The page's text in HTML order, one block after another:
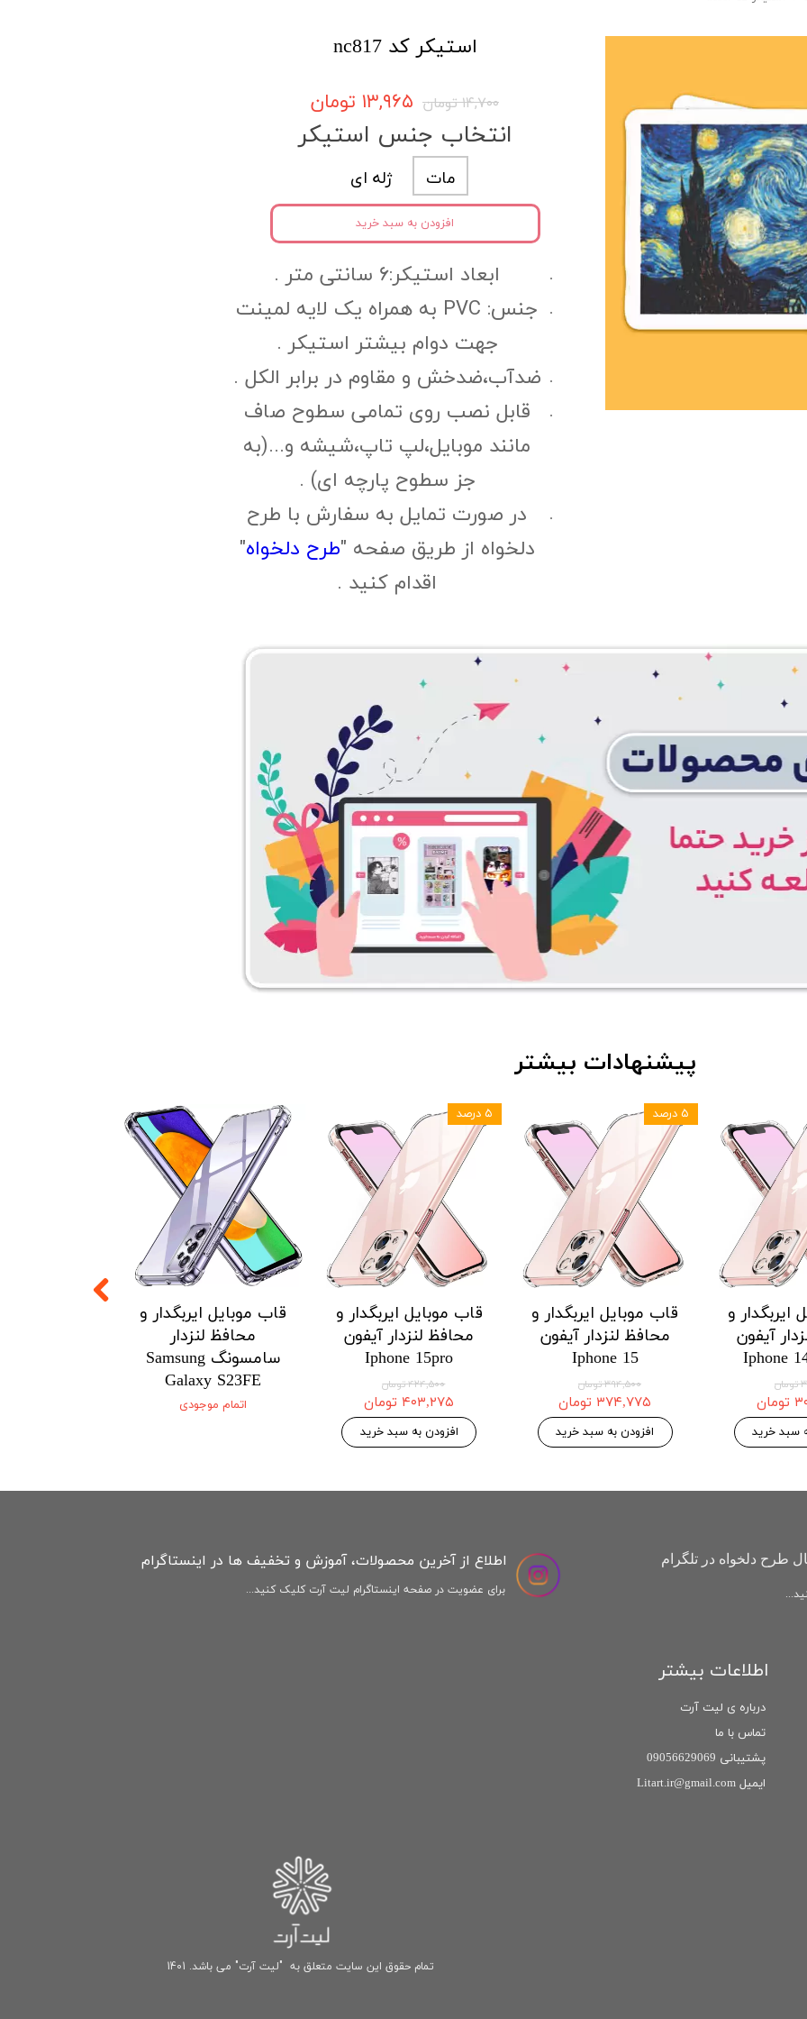
استیکر کد nc817
۱۴,۷۰۰ تومان ۱۳,۹۶۵ تومان
ابعاد استیکر:6 سانتی متر .
جنس: PVC به همراه یک لایه لمینت
جهت دوام بیشتر استیکر .
ضدآب،ضدخش و مقاوم در برابر الکل .
قابل نصب روی تمامی سطوح صاف
مانند موبایل،لپ تاپ،شیشه و...(به
جز سطوح پارچه ای) .
در صورت تمایل به سفارش با طرح
دلخواه از طریق صفحه "طرح دلخواه"
اقدام کنید .
انتخاب جنس استیکر
مات ژله ای
افزودن به سبد خرید
قاب موبایل ایربگدار و
محافظ لنزدار
سامسونگ Samsung
Galaxy S23FE
اتمام موجودی
قاب موبایل ایربگدار و
محافظ لنزدار آیفون
Iphone 15pro
۴۲۴,۵۰۰ تومان
۴۰۳,۲۷۵ تومان
افزودن به سبد خرید
۵ درصد
قاب موبایل ایربگدار و
محافظ لنزدار آیفون
Iphone 15
۳۹۴,۵۰۰ تومان
۳۷۴,۷۷۵ تومان
افزودن به سبد خرید
۵ درصد
ایربگدار و
آیفون
Iphone
سبد خرید
پیشنهادات بیشتر
طرح دلخواه در تلگرام
اطلاعات بیشتر
درباره ی لیت آرت
تماس با ما
پشتیبانی 09056629069
ایمیل Litart.ir@gmail.com
تمام حقوق این سایت متعلق به "لیت آرت" می باشد. 1401
اطلاع از آخرین محصولات، آموزش و تخفیف ها در اینستاگرام
برای عضویت در صفحه اینستاگرام لیت آرت کلیک کنید...